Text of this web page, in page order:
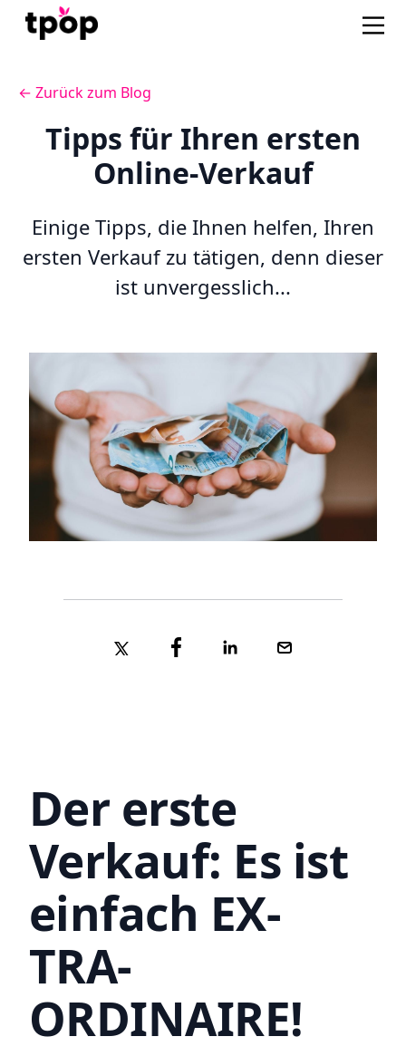
← Zurück zum Blog
Tipps für Ihren ersten
Online-Verkauf
Einige Tipps, die Ihnen helfen, Ihren
ersten Verkauf zu tätigen, denn dieser
ist unvergesslich...
Der erste
Verkauf: Es ist
einfach EX-
TRA-
ORDINAIRE!